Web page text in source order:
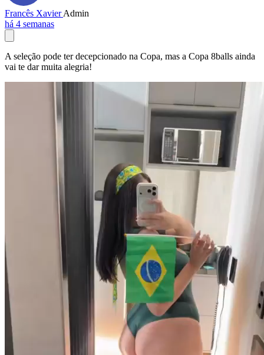
Francês XavierAdmin
há 4 semanas
A seleção pode ter decepcionado na Copa, mas a Copa 8balls ainda
vai te dar muita alegria!